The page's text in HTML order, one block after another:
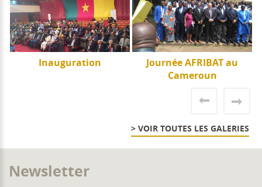
Inauguration
Journée AFRIBAT au
Cameroun
> VOIR TOUTES LES GALERIES
Newsletter